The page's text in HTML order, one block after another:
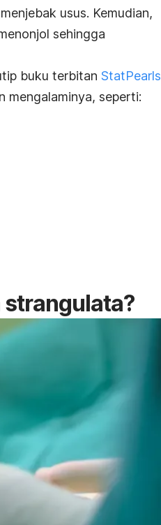
usus. Kemudian,
sehingga
buku terbitan StatPearls
mengalaminya, seperti:
strangulata?